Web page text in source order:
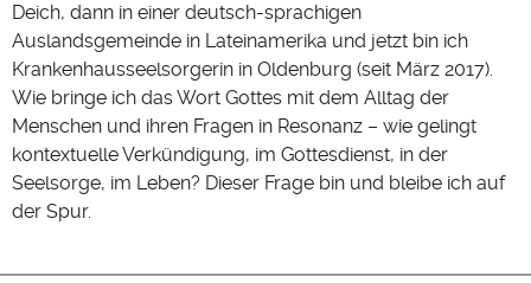
Deich, dann in einer deutsch-sprachigen
Auslandsgemeinde in Lateinamerika und jetzt bin ich
Krankenhausseelsorgerin in Oldenburg (seit März 2017).
Wie bringe ich das Wort Gottes mit dem Alltag der
Menschen und ihren Fragen in Resonanz – wie gelingt
kontextuelle Verkündigung, im Gottesdienst, in der
Seelsorge, im Leben? Dieser Frage bin und bleibe ich auf
der Spur.